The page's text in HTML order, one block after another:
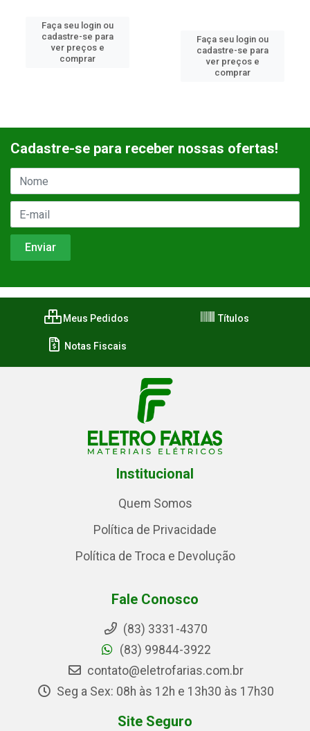
Faça seu login ou
cadastre-se para
ver preços e
comprar
Faça seu login ou
cadastre-se para
ver preços e
comprar
Cadastre-se para receber nossas ofertas!
Meus Pedidos Títulos
Notas Fiscais
Institucional
Quem Somos
Política de Privacidade
Política de Troca e Devolução
Fale Conosco
(83) 3331-4370
(83) 99844-3922
contato@eletrofarias.com.br
Seg a Sex: 08h às 12h e 13h30 às 17h30
Site Seguro